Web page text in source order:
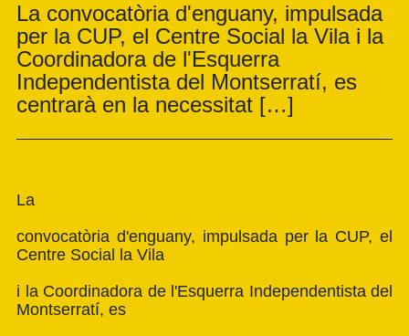
La convocatòria d'enguany, impulsada
per la CUP, el Centre Social la Vila i la
Coordinadora de l'Esquerra
Independentista del Montserratí, es
centrarà en la necessitat […]
La
convocatòria d'enguany, impulsada per la CUP, el
Centre Social la Vila
i la Coordinadora de l'Esquerra Independentista del
Montserratí, es